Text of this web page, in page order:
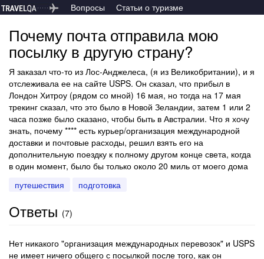
Вопросы Статьи о туризме
Почему почта отправила мою
посылку в другую страну?
Я заказал что-то из Лос-Анджелеса, (я из Великобритании), и я
отслеживала ее на сайте USPS. Он сказал, что прибыл в
Лондон Хитроу (рядом со мной) 16 мая, но тогда на 17 мая
трекинг сказал, что это было в Новой Зеландии, затем 1 или 2
часа позже было сказано, чтобы быть в Австралии. Что я хочу
знать, почему **** есть курьер/организация международной
доставки и почтовые расходы, решил взять его на
дополнительную поездку к полному другом конце света, когда
в один момент, было бы только около 20 миль от моего дома
путешествия
подготовка
Ответы (7)
Нет никакого "организация международных перевозок" и USPS
не имеет ничего общего с посылкой после того, как он